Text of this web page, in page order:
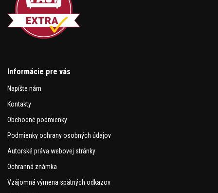
Informácie pre vás
Napíšte nám
Kontakty
Obchodné podmienky
Podmienky ochrany osobných údajov
Autorské práva webovej stránky
Ochranná známka
Vzájomná výmena spätných odkazov